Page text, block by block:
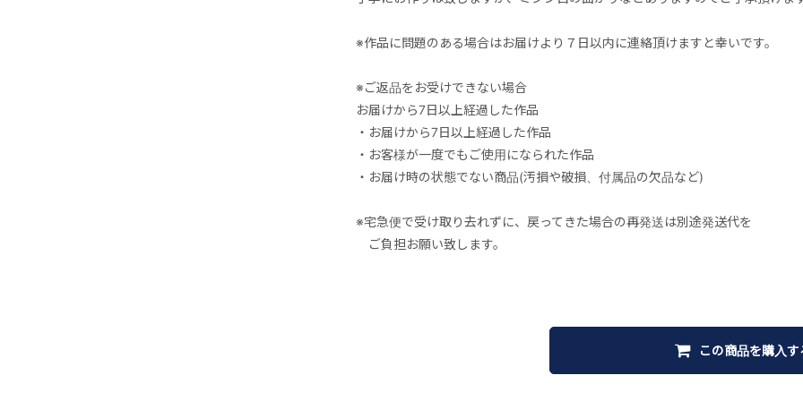
※作品に問題のある場合はお届けより７日以内に連絡頂けますと幸いです。
※ご返品をお受けできない場合
お届けから7日以上経過した作品
・お届けから7日以上経過した作品
・お客様が一度でもご使用になられた作品
・お届け時の状態でない商品(汚損や破損、付属品の欠品など)
※宅急便で受け取り去れずに、戻ってきた場合の再発送は別途発送代を
ご負担お願い致します。
この商品を購入す